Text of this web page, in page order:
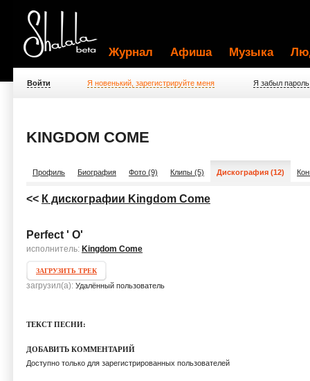
Журнал Афиша Музыка
Войти Я новенький, зарегистрируйте меня Я забыл пароль
KINGDOM COME
Профиль Биография Фото (9) Клипы (5) Дискография (12)
<< К дискографии Kingdom Come
Perfect ' O'
исполнитель: Kingdom Come
ЗАГРУЗИТЬ ТРЕК
загрузил(а): Удалённый пользователь
ТЕКСТ ПЕСНИ:
ДОБАВИТЬ КОММЕНТАРИЙ
Доступно только для зарегистрированных пользователей